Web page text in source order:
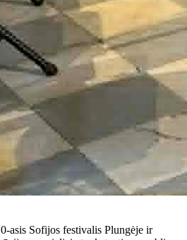
asis Sofijos festivalis Plungėje ir